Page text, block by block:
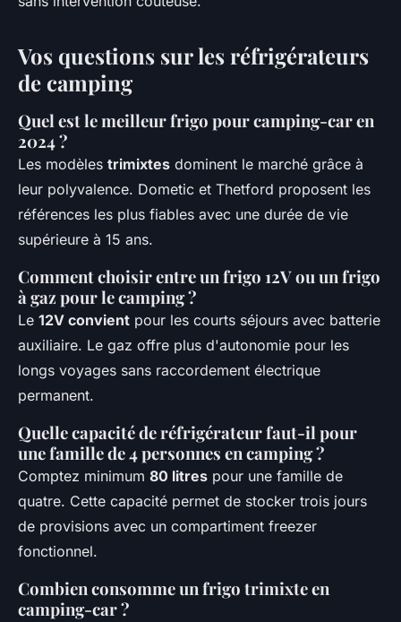
Vos questions sur les réfrigérateurs
de camping
Quel est le meilleur frigo pour camping-car en
2024 ?
Les modèles trimixtes dominent le marché grâce à
leur polyvalence. Dometic et Thetford proposent les
références les plus fiables avec une durée de vie
supérieure à 15 ans.
Comment choisir entre un frigo 12V ou un frigo
à gaz pour le camping ?
Le 12V convient pour les courts séjours avec batterie
auxiliaire. Le gaz offre plus d'autonomie pour les
longs voyages sans raccordement électrique
permanent.
Quelle capacité de réfrigérateur faut-il pour
une famille de 4 personnes en camping ?
Comptez minimum 80 litres pour une famille de
quatre. Cette capacité permet de stocker trois jours
de provisions avec un compartiment freezer
fonctionnel.
Combien consomme un frigo trimixte en
camping-car ?